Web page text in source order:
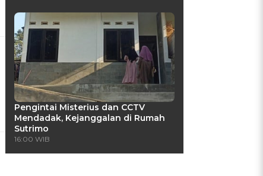
Pengintai Misterius dan CCTV
Mendadak, Kejanggalan di Rumah
Sutrimo
16:00 WIB